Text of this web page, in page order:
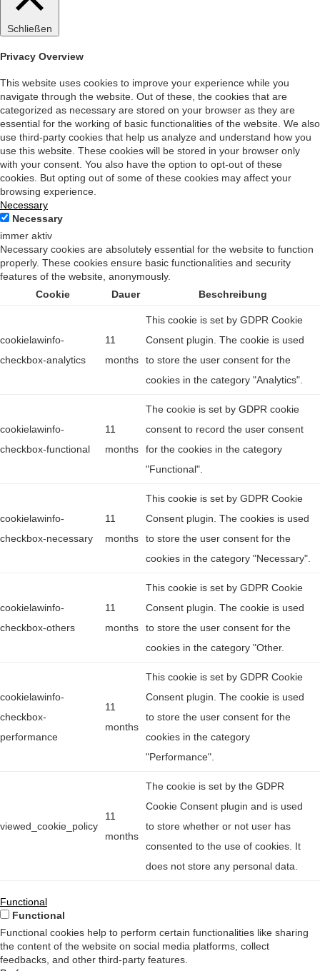
Schließen
Privacy Overview
This website uses cookies to improve your experience while you
navigate through the website. Out of these, the cookies that are
categorized as necessary are stored on your browser as they are
essential for the working of basic functionalities of the website. We also
use third-party cookies that help us analyze and understand how you
use this website. These cookies will be stored in your browser only
with your consent. You also have the option to opt-out of these
cookies. But opting out of some of these cookies may affect your
browsing experience.
Necessary
Necessary
immer aktiv
Necessary cookies are absolutely essential for the website to function
properly. These cookies ensure basic functionalities and security
features of the website, anonymously.
Cookie
Dauer Beschreibung
cookielawinfo-
checkbox-analytics
11
months
This cookie is set by GDPR Cookie
Consent plugin. The cookie is used
to store the user consent for the
cookies in the category "Analytics".
cookielawinfo-
checkbox-functional
11
months
The cookie is set by GDPR cookie
consent to record the user consent
for the cookies in the category
"Functional".
cookielawinfo-
checkbox-necessary
11
months
This cookie is set by GDPR Cookie
Consent plugin. The cookies is used
to store the user consent for the
cookies in the category "Necessary".
cookielawinfo-
checkbox-others
11
months
This cookie is set by GDPR Cookie
Consent plugin. The cookie is used
to store the user consent for the
cookies in the category "Other.
cookielawinfo-
checkbox-
performance
11
months
This cookie is set by GDPR Cookie
Consent plugin. The cookie is used
to store the user consent for the
cookies in the category
"Performance".
viewed_cookie_policy
11
months
The cookie is set by the GDPR
Cookie Consent plugin and is used
to store whether or not user has
consented to the use of cookies. It
does not store any personal data.
Functional
Functional
Functional cookies help to perform certain functionalities like sharing
the content of the website on social media platforms, collect
feedbacks, and other third-party features.